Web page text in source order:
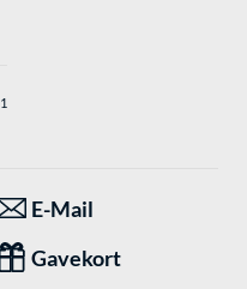
1
E-Mail
Gavekort